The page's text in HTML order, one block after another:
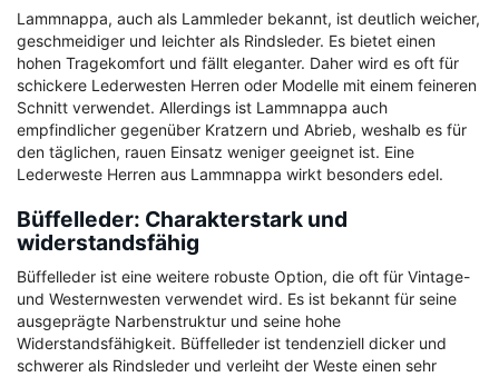
Lammnappa, auch als Lammleder bekannt, ist deutlich weicher,
geschmeidiger und leichter als Rindsleder. Es bietet einen
hohen Tragekomfort und fällt eleganter. Daher wird es oft für
schickere Lederwesten Herren oder Modelle mit einem feineren
Schnitt verwendet. Allerdings ist Lammnappa auch
empfindlicher gegenüber Kratzern und Abrieb, weshalb es für
den täglichen, rauen Einsatz weniger geeignet ist. Eine
Lederweste Herren aus Lammnappa wirkt besonders edel.
Büffelleder: Charakterstark und
widerstandsfähig
Büffelleder ist eine weitere robuste Option, die oft für Vintage-
und Westernwesten verwendet wird. Es ist bekannt für seine
ausgeprägte Narbenstruktur und seine hohe
Widerstandsfähigkeit. Büffelleder ist tendenziell dicker und
schwerer als Rindsleder und verleiht der Weste einen sehr